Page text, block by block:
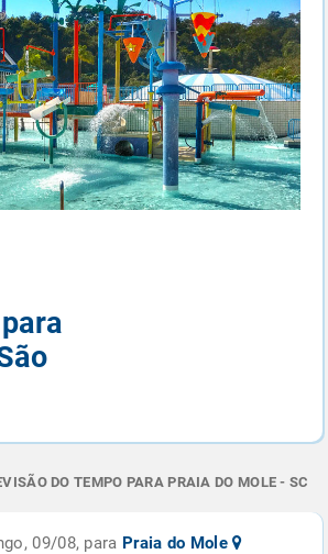
DO TEMPO PARA PRAIA DO MOLE - SC
09/08, para Praia do Mole